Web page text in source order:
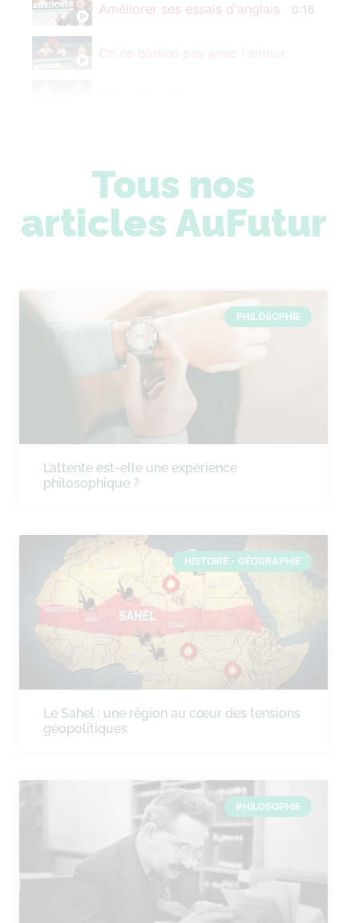
Améliorer ses essais d'anglais 0:16
On ne badine pas avec l'amour
Le commentaire de texte
Tous nos
articles AuFutur
PHILOSOPHIE
L’attente est-elle une expérience
philosophique ?
HISTOIRE - GÉOGRAPHIE
Le Sahel : une région au cœur des tensions
géopolitiques
PHILOSOPHIE